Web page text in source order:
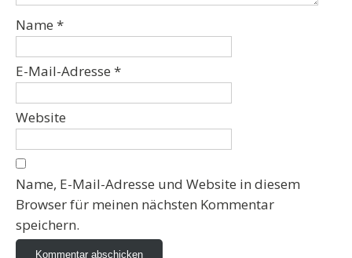
Name *
E-Mail-Adresse *
Website
Name, E-Mail-Adresse und Website in diesem
Browser für meinen nächsten Kommentar
speichern.